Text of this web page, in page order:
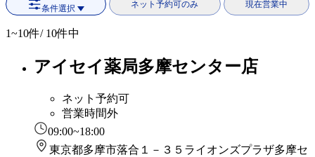
条件選択 ネット予約可のみ 現在営業中
1~10件/ 10件中
アイセイ薬局多摩センター店
ネット予約可
営業時間外
09:00~18:00
東京都多摩市落合１－３５ライオンズプラザ多摩セ